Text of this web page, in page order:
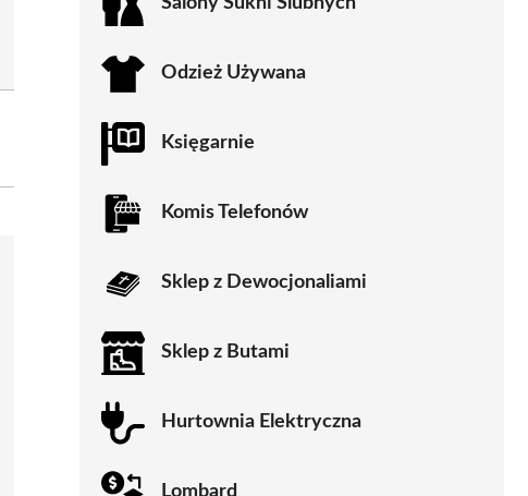
Odzież Używana
Księgarnie
Komis Telefonów
Sklep z Dewocjonaliami
Sklep z Butami
Hurtownia Elektryczna
Lombard